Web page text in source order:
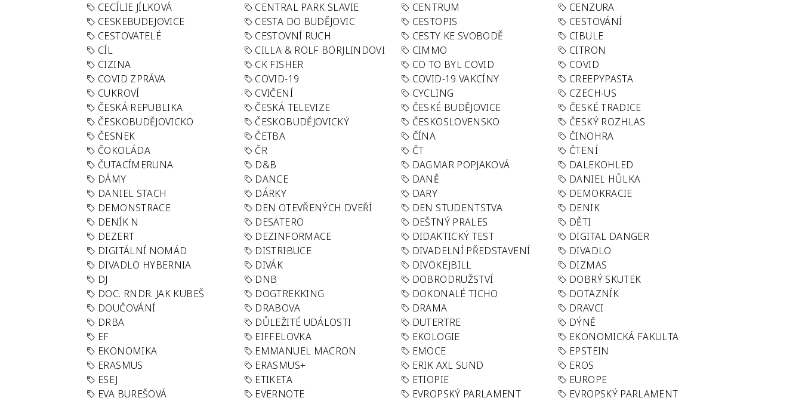
CECÍLIE JÍLKOVÁ
CENTRAL PARK SLAVIE CENTRUM
CENZURA
CESKEBUDEJOVICE
CESTA DO BUDĚJOVIC CESTOPIS
CESTOVÁNÍ
CESTOVATELÉ
CESTOVNÍ RUCH CESTY KE SVOBODĚ
CIBULE
CÍL
CILLA & ROLF BÖRJLINDOVI CIMMO
CITRON
CIZINA
CK FISHER CO TO BYL COVID
COVID
COVID ZPRÁVA
COVID-19 COVID-19 VAKCÍNY
CREEPYPASTA
CUKROVÍ
CVIČENÍ CYCLING
CZECH-US
ČESKÁ REPUBLIKA
ČESKÁ TELEVIZE ČESKÉ BUDĚJOVICE
ČESKÉ TRADICE
ČESKOBUDĚJOVICKO
ČESKOBUDĚJOVICKÝ ČESKOSLOVENSKO
ČESKÝ ROZHLAS
ČESNEK
ČETBA ČÍNA
ČINOHRA
ČOKOLÁDA
ČR ČT
ČTENÍ
ČUTACÍMERUNA
D&B DAGMAR POPJAKOVÁ
DALEKOHLED
DÁMY
DANCE DANĚ
DANIEL HŮLKA
DANIEL STACH
DÁRKY DARY
DEMOKRACIE
DEMONSTRACE
DEN OTEVŘENÝCH DVEŘÍ DEN STUDENTSTVA
DENIK
DENÍK N
DESATERO DEŠTNÝ PRALES
DĚTI
DEZERT
DEZINFORMACE DIDAKTICKÝ TEST
DIGITAL DANGER
DIGITÁLNÍ NOMÁD
DISTRIBUCE DIVADELNÍ PŘEDSTAVENÍ
DIVADLO
DIVADLO HYBERNIA
DIVÁK DIVOKEJBILL
DIZMAS
DJ
DNB DOBRODRUŽSTVÍ
DOBRÝ SKUTEK
DOC. RNDR. JAK KUBEŠ
DOGTREKKING DOKONALÉ TICHO
DOTAZNÍK
DOUČOVÁNÍ
DRABOVA DRAMA
DRAVCI
DRBA
DŮLEŽITÉ UDÁLOSTI DUTERTRE
DÝNĚ
EF
EIFFELOVKA EKOLOGIE
EKONOMICKÁ FAKULTA
EKONOMIKA
EMMANUEL MACRON EMOCE
EPSTEIN
ERASMUS
ERASMUS+ ERIK AXL SUND
EROS
ESEJ
ETIKETA ETIOPIE
EUROPE
EVA BUREŠOVÁ
EVERNOTE EVROPSKÝ PARLAMENT
EVROPSKÝ PARLAMENT